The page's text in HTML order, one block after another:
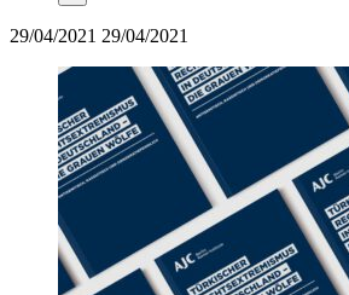
29/04/2021 29/04/2021